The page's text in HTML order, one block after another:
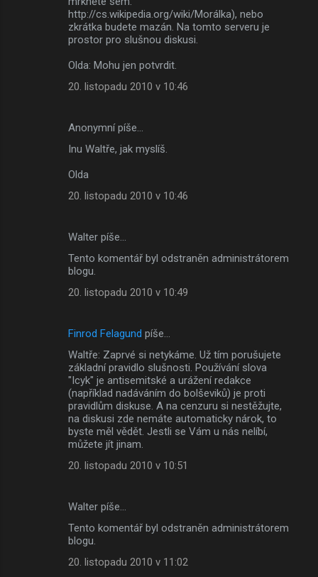
http://cs.wikipedia.org/wiki/Morálka), nebo
zkrátka budete mazán. Na tomto serveru je
prostor pro slušnou diskusi.
Olda: Mohu jen potvrdit.
20. listopadu 2010 v 10:46
Anonymní píše…
Inu Waltře, jak myslíš.
Olda
20. listopadu 2010 v 10:46
Walter píše…
Tento komentář byl odstraněn administrátorem
blogu.
20. listopadu 2010 v 10:49
Finrod Felagund píše…
Waltře: Zaprvé si netykáme. Už tím porušujete
základní pravidlo slušnosti. Používání slova
"Icyk" je antisemitské a urážení redakce
(například nadáváním do bolševiků) je proti
pravidlům diskuse. A na cenzuru si nestěžujte,
na diskusi zde nemáte automaticky nárok, to
byste měl vědět. Jestli se Vám u nás nelíbí,
můžete jít jinam.
20. listopadu 2010 v 10:51
Walter píše…
Tento komentář byl odstraněn administrátorem
blogu.
20. listopadu 2010 v 11:02